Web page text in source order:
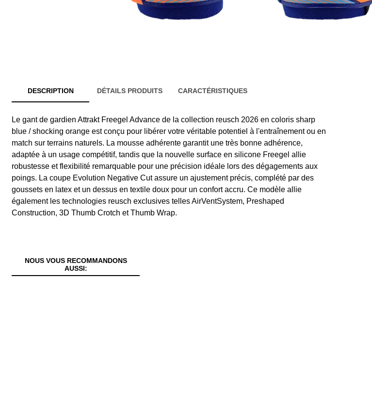
DESCRIPTION DÉTAILS PRODUITS CARACTÉRISTIQUES
Le gant de gardien Attrakt Freegel Advance de la collection reusch 2026 en coloris sharp
blue / shocking orange est conçu pour libérer votre véritable potentiel à l'entraînement ou en
match sur terrains naturels. La mousse adhérente garantit une très bonne adhérence,
adaptée à un usage compétitif, tandis que la nouvelle surface en silicone Freegel allie
robustesse et flexibilité remarquable pour une précision idéale lors des dégagements aux
poings. La coupe Evolution Negative Cut assure un ajustement précis, complété par des
goussets en latex et un dessus en textile doux pour un confort accru. Ce modèle allie
également les technologies reusch exclusives telles AirVentSystem, Preshaped
Construction, 3D Thumb Crotch et Thumb Wrap.
NOUS VOUS RECOMMANDONS
AUSSI: